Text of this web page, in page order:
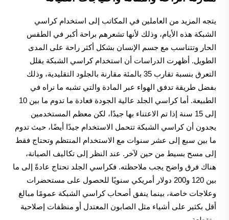
يتجه المزيد من العاملين في المكاتب إلى استخدام كراسي
الشبكة هذه الأيام، وذلك لأنها تشعرهم براحة أكبر في الطقس
الحار وتتناسب مع جسم الإنسان بشكل أكثر راحة على المدى
الطويل. أظهرت الدراسات أن استخدام كراسي الشبكة يقلل
التعرق بنسبة تقارب 35 بالمئة مقارنة بالجلود التقليدية، وذلك
بفضل طريقة تدفق الهواء عبر المادة والتي تشبه ما نراه في
الطبيعة. أما كراسي الجلد عالية الجودة فعادة ما تدوم ما بين 10
إلى 15 سنة إذا تم الاعتناء بها جيدًا، لكن معظم المستخدمين
يجدون أن كراسي الشبكة تتحمل الاستخدام جيدًا أيضًا، حيث تدوم
ما بين سبع إلى عشر سنوات مع الاستخدام المنتظم وتحتاج فقط
إلى مسح بسيط من حين لآخر. عند النظر إلى تكاليف الصيانة،
هناك فرق واضح يجب ملاحظته. فكراسي الجلد تحتاج عادةً إلى ما
بين 120 و200 دولار أمريكي سنويًا للحصول على مستحضرات
وعلاجات خاصة، بينما ينفق أصحاب كراسي الشبكة عمومًا مبالغ
أقل بكثير على أشياء مثل الصابون المعتدل أو منظفات إصلاحية